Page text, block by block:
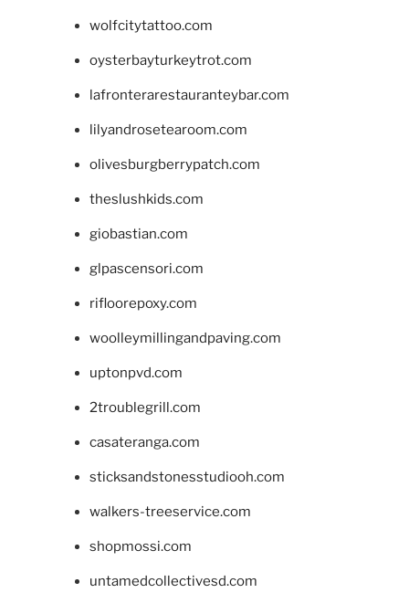
wolfcitytattoo.com
oysterbayturkeytrot.com
lafronterarestauranteybar.com
lilyandrosetearoom.com
olivesburgberrypatch.com
theslushkids.com
giobastian.com
glpascensori.com
rifloorepoxy.com
woolleymillingandpaving.com
uptonpvd.com
2troublegrill.com
casateranga.com
sticksandstonesstudiooh.com
walkers-treeservice.com
shopmossi.com
untamedcollectivesd.com